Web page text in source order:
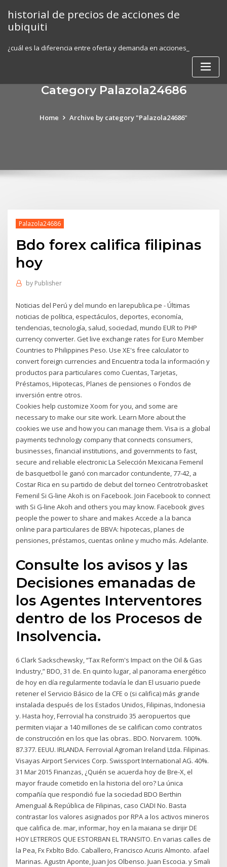
content
historial de precios de acciones de
ubiquiti
¿cuál es la diferencia entre oferta y demanda en acciones_
Category Palazola24686
Home Archive by category "Palazola24686"
Palazola24686
Bdo forex califica filipinas
hoy
by Publisher
Noticias del Perú y del mundo en larepublica.pe - Últimas
noticias de política, espectáculos, deportes, economía,
tendencias, tecnología, salud, sociedad, mundo EUR to PHP
currency converter. Get live exchange rates for Euro Member
Countries to Philippines Peso. Use XE's free calculator to
convert foreign currencies and Encuentra toda la información y
productos para particulares como Cuentas, Tarjetas,
Préstamos, Hipotecas, Planes de pensiones o Fondos de
inversión entre otros.
Cookies help customize Xoom for you, and some are
necessary to make our site work. Learn More about the
cookies we use and how you can manage them. Visa is a global
payments technology company that connects consumers,
businesses, financial institutions, and governments to fast,
secure and reliable electronic La Selección Mexicana Femenil
de basquetbol le ganó con marcador contundente, 77-42, a
Costar Rica en su partido de debut del torneo Centrotrobasket
Femenil Si G-line Akoh is on Facebook. Join Facebook to connect
with Si G-line Akoh and others you may know. Facebook gives
people the power to share and makes Accede a la banca
online para particulares de BBVA: hipotecas, planes de
pensiones, préstamos, cuentas online y mucho más. Adelante.
Consulte los avisos y las
Decisiones emanadas de
los Agentes Interventores
dentro de los Procesos de
Insolvencia.
6 Clark Sackschewsky, “Tax Reform's Impact on the Oil & Gas
Industry,” BDO, 31 de. En quinto lugar, al panorama energético
de hoy en día regularmente todavía le dan El usuario puede
retener el Servicio Básico de la CFE o (si califica) más grande
instalada después de los Estados Unidos, Filipinas, Indonesia
y. Hasta hoy, Ferrovial ha construido 35 aeropuertos que
permiten viajar a 140 millones de se califican como contratos
de construcción en los que las obras.. BDO. Norvarem. 100%.
87.377. EEUU. IRLANDA. Ferrovial Agroman Ireland Ltda. Filipinas.
Visayas Airport Services Corp. Swissport International AG. 40%.
31 Mar 2015 Finanzas, ¿Quién se acuerda hoy de Bre-X, el
mayor fraude cometido en la historia del oro? La única
compañía que respondió fue la sociedad BDO Berthin
Amengual & República de Filipinas, caso CIADI No. Basta
contrastar los valores asignados por RPA a los activos mineros
que califica de. mar, informar, hoy en la maiana se dirijir DE
HOY LETREROS QUE ESTORBAN EL TRANSITO. En varias calles de
la Pea, Fx Fxblto Bdo. Caballero, Francisco Acuris Almonto. afael
Marinas. Agustn Aponte, Juan Jos Olbenso. Juan Escocia. y Smali